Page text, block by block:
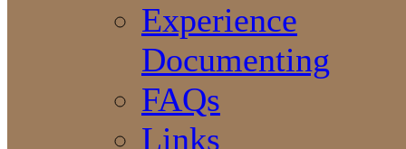
Experience
Documenting
FAQs
Links